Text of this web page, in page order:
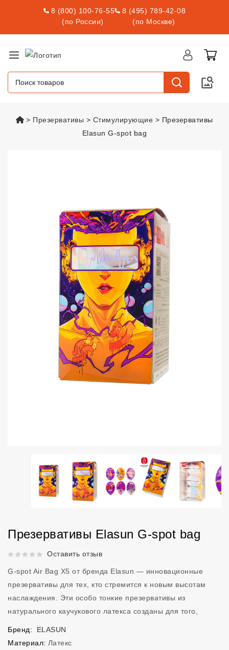
8 (800) 100-76-55
(по России)
8 (495) 789-42-08
(по Москве)
vsexshop.ru
Презервативы Стимулирующие
Презервативы
Elasun G-spot bag
Презервативы Elasun G-spot bag
Рейтинг 5 из 5.Оставить отзыв
G-spot Air Bag X5 от бренда Elasun — инновационные
презервативы для тех, кто стремится к новым высотам
наслаждения. Эти особо тонкие презервативы из
натурального каучукового латекса созданы для того,
Бренд:
ELASUN
Материал: Латекс